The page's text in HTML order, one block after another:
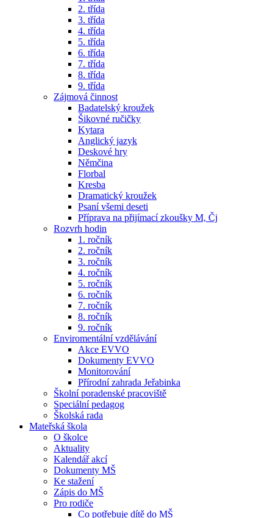
2. třída
3. třída
4. třída
5. třída
6. třída
7. třída
8. třída
9. třída
Zájmová činnost
Badatelský kroužek
Šikovné ručičky
Kytara
Anglický jazyk
Deskové hry
Němčina
Florbal
Kresba
Dramatický kroužek
Psaní všemi deseti
Příprava na přijímací zkoušky M, Čj
Rozvrh hodin
1. ročník
2. ročník
3. ročník
4. ročník
5. ročník
6. ročník
7. ročník
8. ročník
9. ročník
Enviromentální vzdělávání
Akce EVVO
Dokumenty EVVO
Monitorování
Přírodní zahrada Jeřabinka
Školní poradenské pracoviště
Speciální pedagog
Školská rada
Mateřská škola
O školce
Aktuality
Kalendář akcí
Dokumenty MŠ
Ke stažení
Zápis do MŠ
Pro rodiče
Co potřebuje dítě do MŠ